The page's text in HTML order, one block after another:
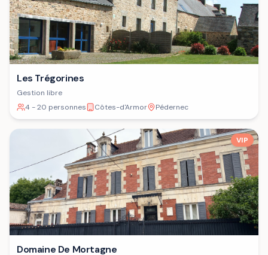
Les Trégorines
Gestion libre
4 - 20 personnes
Côtes-d'Armor Pédernec
VIP
Domaine De Mortagne